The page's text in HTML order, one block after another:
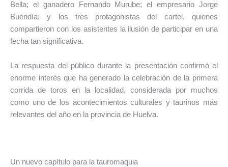
Bella; el ganadero Fernando Murube; el empresario Jorge
Buendía; y los tres protagonistas del cartel, quienes
compartieron con los asistentes la ilusión de participar en una
fecha tan significativa.
La respuesta del público durante la presentación confirmó el
enorme interés que ha generado la celebración de la primera
corrida de toros en la localidad, considerada por muchos
como uno de los acontecimientos culturales y taurinos más
relevantes del año en la provincia de Huelva.
Un nuevo capítulo para la tauromaquia